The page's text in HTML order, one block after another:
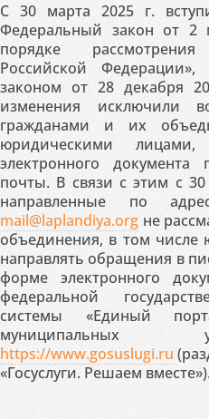
С 30 марта 2025 г.
Федеральный закон от
порядке
Российской
законом от 28 декабря
изменения исключили
гражданами и их
юридическими
электронного документа
почты. В связи с этим с
направленные по
mail@laplandiya.org не
объединения, в том числе
направлять обращения в
форме электронного
федеральной
системы «Единый
муниципальных
https://www.gosuslugi.ru
«Госуслуги. Решаем